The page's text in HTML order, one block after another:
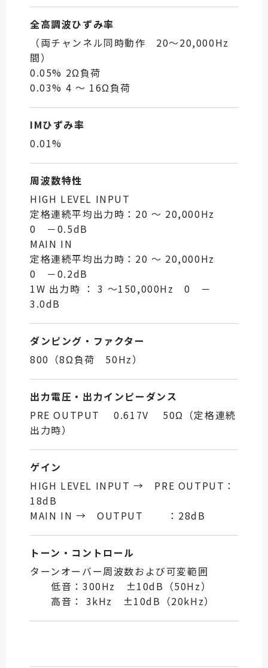
全高調波ひずみ率
（両チャンネル同時動作 20～20,000Hz
間）
0.05% 2Ω負荷
0.03% 4 ～ 16Ω負荷
IMひずみ率
0.01%
周波数特性
HIGH LEVEL INPUT
定格連続平均出力時：20 ～ 20,000Hz
0 －0.5dB
MAIN IN
定格連続平均出力時：20 ～ 20,000Hz
0 －0.2dB
1W 出力時 ： 3 ～150,000Hz 0 －
3.0dB
ダンピング・ファクター
800（8Ω負荷 50Hz）
出力電圧・出力インピーダンス
PRE OUTPUT 0.617V 50Ω（定格連続
出力時）
ゲイン
HIGH LEVEL INPUT → PRE OUTPUT：
18dB
MAIN IN → OUTPUT ：28dB
トーン・コントロール
ターンオーバー周波数および可変範囲
低音：300Hz ±10dB（50Hz）
高音： 3kHz ±10dB（20kHz）